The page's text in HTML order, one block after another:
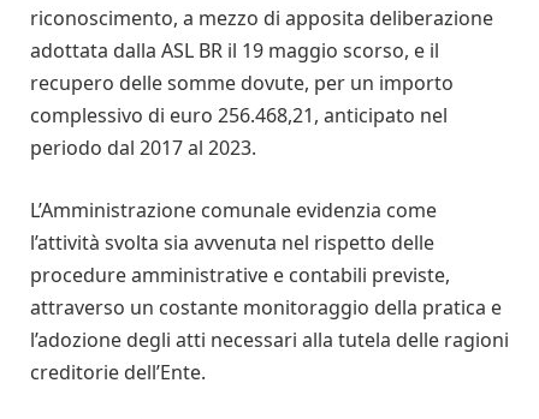
riconoscimento, a mezzo di apposita deliberazione
adottata dalla ASL BR il 19 maggio scorso, e il
recupero delle somme dovute, per un importo
complessivo di euro 256.468,21, anticipato nel
periodo dal 2017 al 2023.
L’Amministrazione comunale evidenzia come
l’attività svolta sia avvenuta nel rispetto delle
procedure amministrative e contabili previste,
attraverso un costante monitoraggio della pratica e
l’adozione degli atti necessari alla tutela delle ragioni
creditorie dell’Ente.